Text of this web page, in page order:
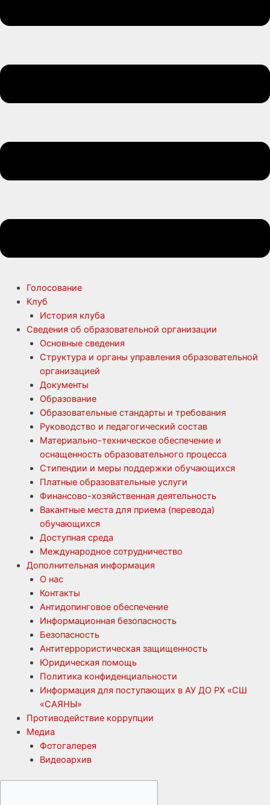
Голосование
Клуб
История клуба
Сведения об образовательной организации
Основные сведения
Структура и органы управления образовательной
организацией
Документы
Образование
Образовательные стандарты и требования
Руководство и педагогический состав
Материально-техническое обеспечение и
оснащенность образовательного процесса
Стипендии и меры поддержки обучающихся
Платные образовательные услуги
Финансово-хозяйственная деятельность
Вакантные места для приема (перевода)
обучающихся
Доступная среда
Международное сотрудничество
Дополнительная информация
О нас
Контакты
Антидопинговое обеспечение
Информационная безопасность
Безопасность
Антитеррористическая защищенность
Юридическая помощь
Политика конфиденциальности
Информация для поступающих в АУ ДО РХ «СШ
«САЯНЫ»
Противодействие коррупции
Медиа
Фотогалерея
Видеоархив